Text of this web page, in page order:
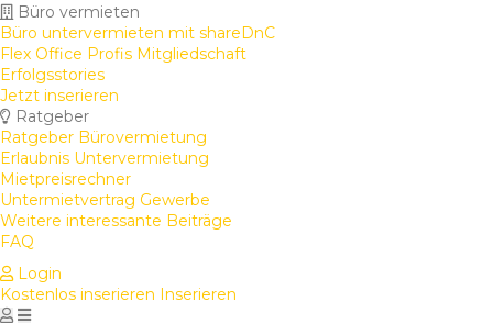
Büro vermieten
Büro untervermieten mit shareDnC
Flex Office Profis Mitgliedschaft
Erfolgsstories
Jetzt inserieren
Ratgeber
Ratgeber Bürovermietung
Erlaubnis Untervermietung
Mietpreisrechner
Untermietvertrag Gewerbe
Weitere interessante Beiträge
FAQ
Login
Kostenlos inserieren Inserieren